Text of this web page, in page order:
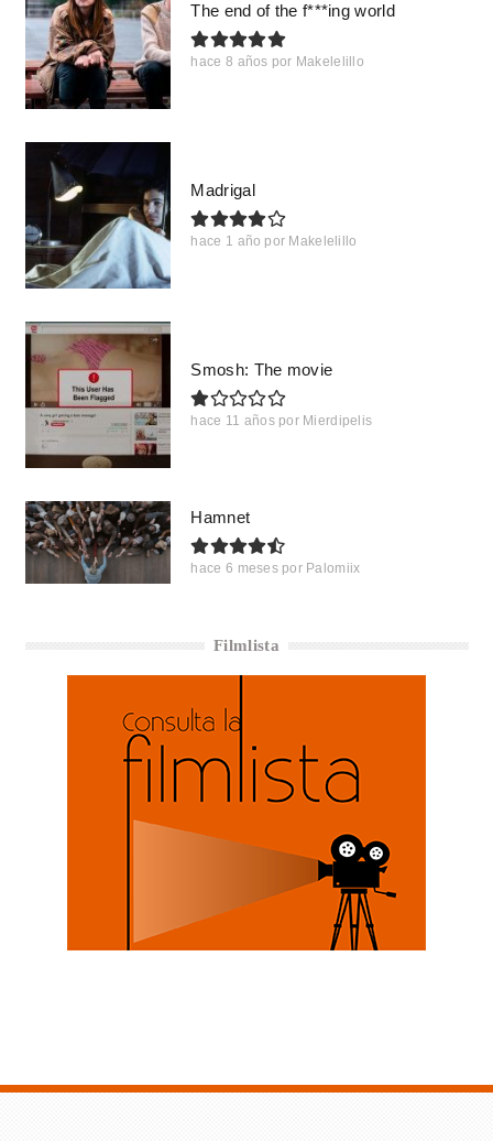
The end of the f***ing world
hace 8 años por Makelelillo
Madrigal
hace 1 año por Makelelillo
Smosh: The movie
hace 11 años por Mierdipelis
Hamnet
hace 6 meses por Palomiix
Filmlista